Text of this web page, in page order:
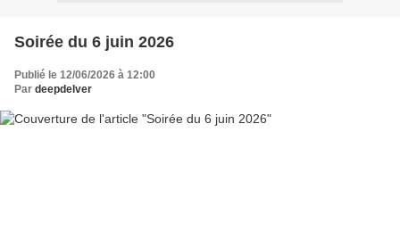
Soirée du 6 juin 2026
Publié le 12/06/2026 à 12:00
Par deepdelver